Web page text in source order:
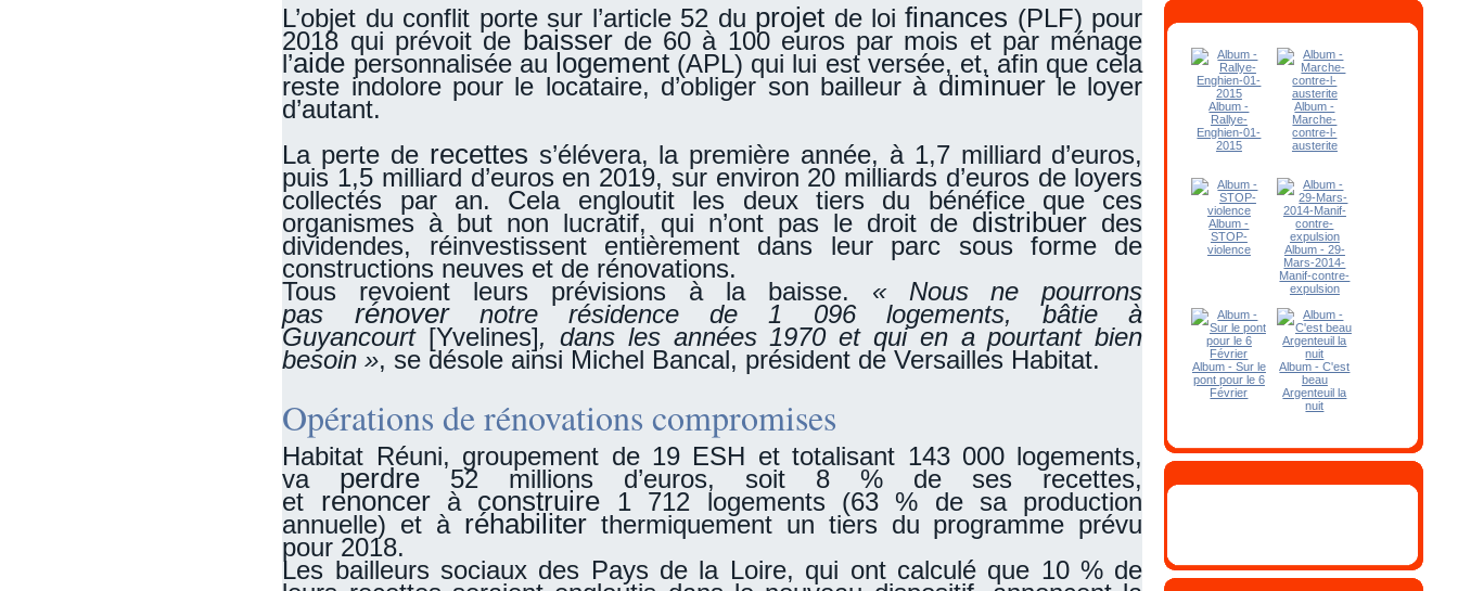
L’objet du conflit porte sur l’article 52 du projet de loi finances (PLF) pour
2018 qui prévoit de baisser de 60 à 100 euros par mois et par ménage
l’aide personnalisée au logement (APL) qui lui est versée, et, afin que cela
reste indolore pour le locataire, d’obliger son bailleur à diminuer le loyer
d’autant.
La perte de recettes s’élévera, la première année, à 1,7 milliard d’euros,
puis 1,5 milliard d’euros en 2019, sur environ 20 milliards d’euros de loyers
collectés par an. Cela engloutit les deux tiers du bénéfice que ces
organismes à but non lucratif, qui n’ont pas le droit de distribuer des
dividendes, réinvestissent entièrement dans leur parc sous forme de
constructions neuves et de rénovations.
Tous revoient leurs prévisions à la baisse. « Nous ne pourrons
pas rénover notre résidence de 1 096 logements, bâtie à
Guyancourt [Yvelines], dans les années 1970 et qui en a pourtant bien
besoin », se désole ainsi Michel Bancal, président de Versailles Habitat.
Opérations de rénovations compromises
Habitat Réuni, groupement de 19 ESH et totalisant 143 000 logements,
va perdre 52 millions d’euros, soit 8 % de ses recettes,
et renoncer à construire 1 712 logements (63 % de sa production
annuelle) et à réhabiliter thermiquement un tiers du programme prévu
pour 2018.
Les bailleurs sociaux des Pays de la Loire, qui ont calculé que 10 % de
Album -
Rallye-
Enghien-01-
2015
Album -
Marche-
contre-l-
austerite
Album -
STOP-
violence
Album - 29-
Mars-2014-
Manif-contre-
expulsion
Album - Sur le
pont pour le 6
Février
Album - C'est
beau
Argenteuil la
nuit